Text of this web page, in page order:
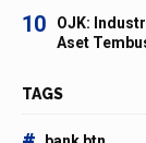
10
OJK:
Aset
TAGS